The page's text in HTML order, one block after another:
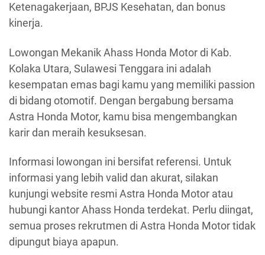
Ketenagakerjaan, BPJS Kesehatan, dan bonus
kinerja.
Lowongan Mekanik Ahass Honda Motor di Kab.
Kolaka Utara, Sulawesi Tenggara ini adalah
kesempatan emas bagi kamu yang memiliki passion
di bidang otomotif. Dengan bergabung bersama
Astra Honda Motor, kamu bisa mengembangkan
karir dan meraih kesuksesan.
Informasi lowongan ini bersifat referensi. Untuk
informasi yang lebih valid dan akurat, silakan
kunjungi website resmi Astra Honda Motor atau
hubungi kantor Ahass Honda terdekat. Perlu diingat,
semua proses rekrutmen di Astra Honda Motor tidak
dipungut biaya apapun.